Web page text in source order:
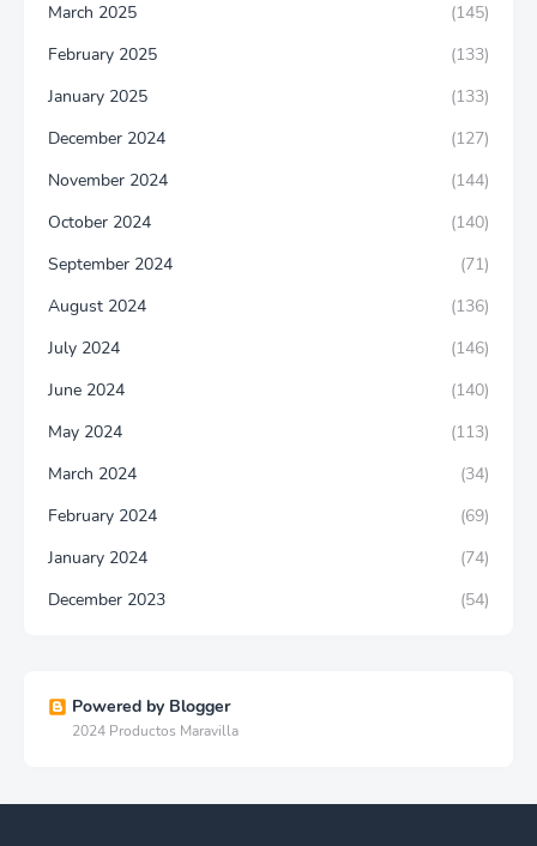
March 2025
(145)
February 2025
(133)
January 2025
(133)
December 2024
(127)
November 2024
(144)
October 2024
(140)
September 2024
(71)
August 2024
(136)
July 2024
(146)
June 2024
(140)
May 2024
(113)
March 2024
(34)
February 2024
(69)
January 2024
(74)
December 2023
(54)
Powered by Blogger
2024 Productos Maravilla